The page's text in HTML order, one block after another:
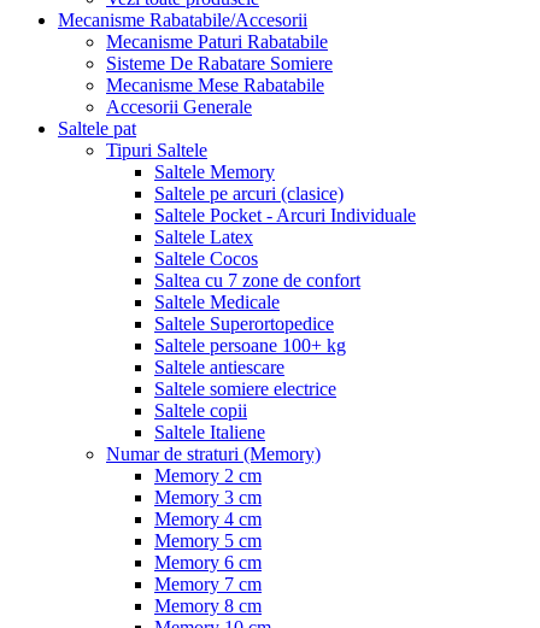
Mecanisme Rabatabile/Accesorii
Mecanisme Paturi Rabatabile
Sisteme De Rabatare Somiere
Mecanisme Mese Rabatabile
Accesorii Generale
Saltele pat
Tipuri Saltele
Saltele Memory
Saltele pe arcuri (clasice)
Saltele Pocket - Arcuri Individuale
Saltele Latex
Saltele Cocos
Saltea cu 7 zone de confort
Saltele Medicale
Saltele Superortopedice
Saltele persoane 100+ kg
Saltele antiescare
Saltele somiere electrice
Saltele copii
Saltele Italiene
Numar de straturi (Memory)
Memory 2 cm
Memory 3 cm
Memory 4 cm
Memory 5 cm
Memory 6 cm
Memory 7 cm
Memory 8 cm